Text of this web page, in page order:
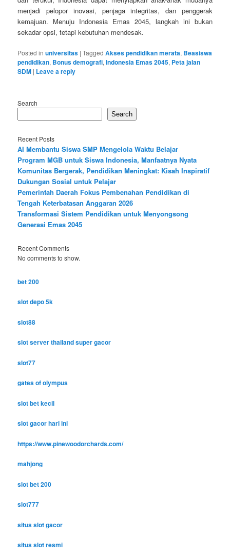
menjadi pelopor inovasi, penjaga integritas, dan penggerak
kemajuan. Menuju Indonesia Emas 2045, langkah ini bukan
sekadar opsi, tetapi kebutuhan mendesak.
Posted in universitas |Tagged Akses pendidikan merata, Beasiswa
pendidikan, Bonus demografi,Indonesia Emas 2045, Peta jalan
SDM | Leave a reply
Search
Search
Recent Posts
AI Membantu Siswa SMP Mengelola Waktu Belajar
Program MGB untuk Siswa Indonesia, Manfaatnya Nyata
Komunitas Bergerak, Pendidikan Meningkat: Kisah Inspiratif
Dukungan Sosial untuk Pelajar
Pemerintah Daerah Fokus Pembenahan Pendidikan di
Tengah Keterbatasan Anggaran 2026
Transformasi Sistem Pendidikan untuk Menyongsong
Generasi Emas 2045
Recent Comments
No comments to show.
bet 200
slot depo 5k
slot88
slot server thailand super gacor
slot77
gates of olympus
slot bet kecil
slot gacor hari ini
https://www.pinewoodorchards.com/
mahjong
slot bet 200
slot777
situs slot gacor
situs slot resmi